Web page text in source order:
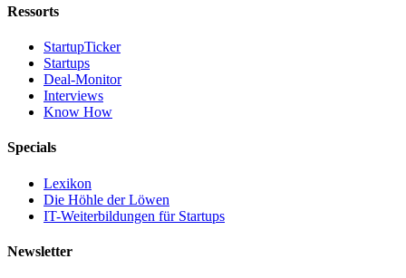
Ressorts
StartupTicker
Startups
Deal-Monitor
Interviews
Know How
Specials
Lexikon
Die Höhle der Löwen
IT-Weiterbildungen für Startups
Newsletter